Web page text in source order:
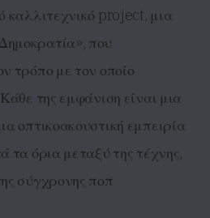
καλλιτεχνικό project, μια
που
τρόπο με τον οποίο
της εμφάνιση είναι μια
οπτικοακουστική εμπειρία
τα όρια μεταξύ της τέχνης,
σύγχρονης ποπ